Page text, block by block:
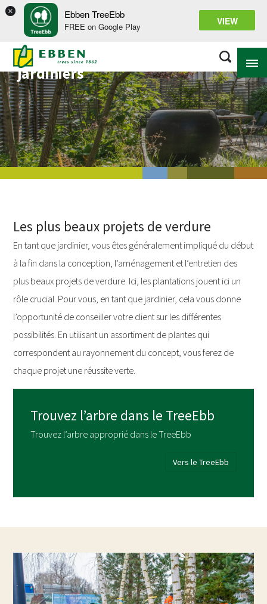
× Ebben TreeEbb
FREE on Google Play VIEW
À PROPOS D’EBBEN
SOLUTIONS
ASSORTIMENT
Solutions pour les
jardiniers
Les plus beaux projets de verdure
En tant que jardinier, vous êtes généralement impliqué du début
à la fin dans la conception, l’aménagement et l’entretien des
plus beaux projets de verdure. Ici, les plantations jouent ici un
rôle crucial. Pour vous, en tant que jardinier, cela vous donne
l’opportunité de conseiller votre client sur les différentes
possibilités. En utilisant un assortiment de plantes qui
correspondent au rayonnement du concept, vous ferez de
chaque projet une réussite verte.
Trouvez l’arbre dans le TreeEbb
Trouvez l’arbre approprié dans le TreeEbb
Vers le TreeEbb